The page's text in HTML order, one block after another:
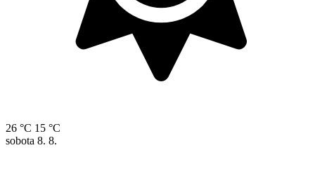
26 °C 15 °C
sobota 8. 8.